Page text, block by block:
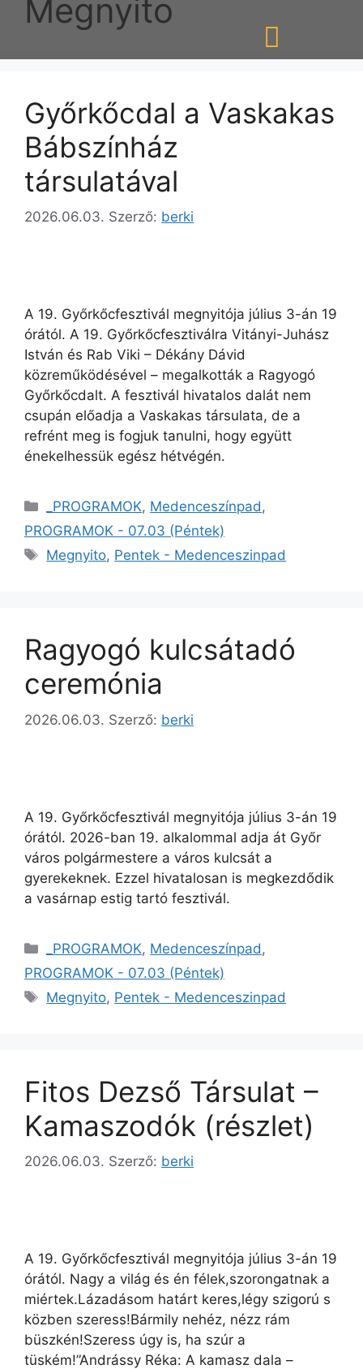
Megnyito
Győrkőcdal a Vaskakas
Bábszínház
társulatával
2026.06.03. Szerző: berki
A 19. Győrkőcfesztivál megnyitója július 3-án 19
órától. A 19. Győrkőcfesztiválra Vitányi-Juhász
István és Rab Viki – Dékány Dávid
közreműködésével – megalkották a Ragyogó
Győrkőcdalt. A fesztivál hivatalos dalát nem
csupán előadja a Vaskakas társulata, de a
refrént meg is fogjuk tanulni, hogy együtt
énekelhessük egész hétvégén.
_PROGRAMOK, Medenceszínpad,
PROGRAMOK - 07.03 (Péntek)
Megnyito, Pentek - Medenceszinpad
Ragyogó kulcsátadó
ceremónia
2026.06.03. Szerző: berki
A 19. Győrkőcfesztivál megnyitója július 3-án 19
órától. 2026-ban 19. alkalommal adja át Győr
város polgármestere a város kulcsát a
gyerekeknek. Ezzel hivatalosan is megkezdődik
a vasárnap estig tartó fesztivál.
_PROGRAMOK, Medenceszínpad ,
PROGRAMOK - 07.03 (Péntek)
Megnyito, Pentek - Medenceszinpad
Fitos Dezső Társulat –
Kamaszodók (részlet)
2026.06.03. Szerző: berki
A 19. Győrkőcfesztivál megnyitója július 3-án 19
órától. Nagy a világ és én félek,szorongatnak a
miértek.Lázadásom határt keres,légy szigorú s
közben szeress!Bármily nehéz, nézz rám
büszkén!Szeress úgy is, ha szúr a
tüském!”Andrássy Réka: A kamasz dala –